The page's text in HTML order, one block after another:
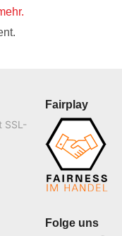
SSL-
Fairplay
Folge uns